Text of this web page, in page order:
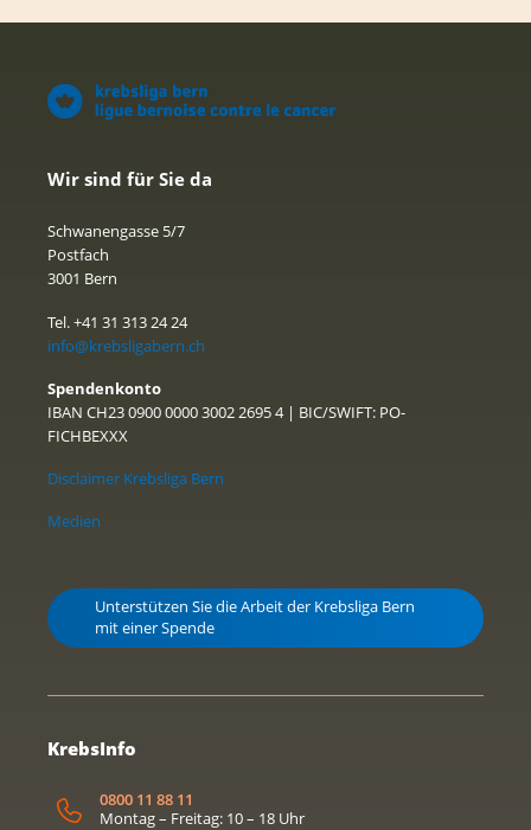
Wir sind für Sie da
Schwanengasse 5/7
Postfach
3001 Bern
Tel. +41 31 313 24 24
info@krebsligabern.ch
Spendenkonto
IBAN CH23 0900 0000 3002 2695 4 | BIC/SWIFT: PO-
FICHBEXXX
Disclaimer Krebsliga Bern
Medien
Unterstützen Sie die Arbeit der Krebsliga Bern
mit einer Spende
KrebsInfo
0800 11 88 11
Montag – Freitag: 10 – 18 Uhr